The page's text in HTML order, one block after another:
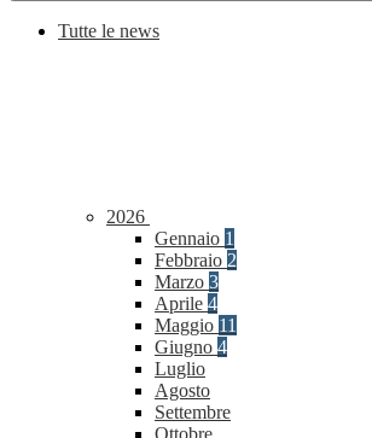
Tutte le news
2026
Gennaio 1
Febbraio 2
Marzo 3
Aprile 4
Maggio 11
Giugno 4
Luglio
Agosto
Settembre